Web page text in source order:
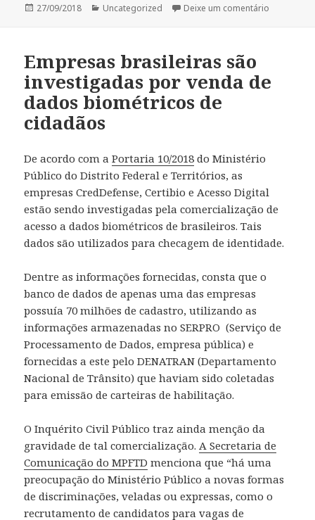
Publicado
27/09/2018 Categorias
Uncategorized Deixe um comentário
Empresas brasileiras são
investigadas por venda de
dados biométricos de
cidadãos
De acordo com aPortaria 10/2018 do Ministério
Público do Distrito Federal e Territórios, as
empresas CredDefense, Certibio e Acesso Digital
estão sendo investigadas pela comercialização de
acesso a dados biométricos de brasileiros. Tais
dados são utilizados para checagem de identidade.
Dentre as informações fornecidas, consta que o
banco de dados de apenas uma das empresas
possuía 70 milhões de cadastro, utilizando as
informações armazenadas no SERPRO (Serviço de
Processamento de Dados, empresa pública) e
fornecidas a este pelo DENATRAN (Departamento
Nacional de Trânsito) que haviam sido coletadas
para emissão de carteiras de habilitação.
O Inquérito Civil Público traz ainda menção da
gravidade de tal comercialização.A Secretaria de
Comunicação do MPFTD menciona que “há uma
preocupação do Ministério Público a novas formas
de discriminações, veladas ou expressas, como o
recrutamento de candidatos para vagas de